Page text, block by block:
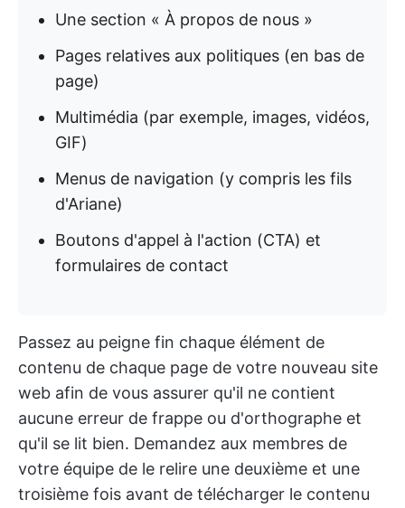
Une section « À propos de nous »
Pages relatives aux politiques (en bas de
page)
Multimédia (par exemple, images, vidéos,
GIF)
Menus de navigation (y compris les fils
d'Ariane)
Boutons d'appel à l'action (CTA) et
formulaires de contact
Passez au peigne fin chaque élément de
contenu de chaque page de votre nouveau site
web afin de vous assurer qu'il ne contient
aucune erreur de frappe ou d'orthographe et
qu'il se lit bien. Demandez aux membres de
votre équipe de le relire une deuxième et une
troisième fois avant de télécharger le contenu